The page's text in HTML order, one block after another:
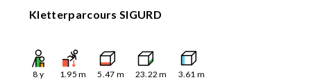
Kletterparcours SIGURD
8 y 1.95 m 5.47 m 23.22 m 3.61 m